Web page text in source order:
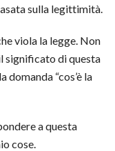
sulla legittimità.
viola la legge. Non
significato di questa
domanda “cos’è la
a questa
cose.